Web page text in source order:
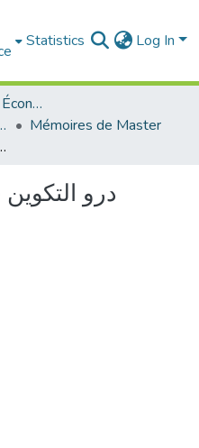
Statistics Log In
Faculté des Sciences Économiques Commerciales et des Sciences de Gestion
de gestion
Mémoires de Master
درو
درو